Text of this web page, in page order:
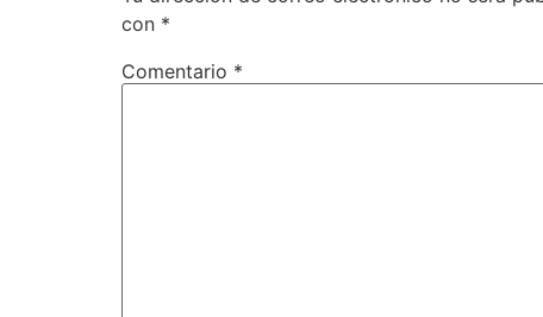
con *
Comentario *